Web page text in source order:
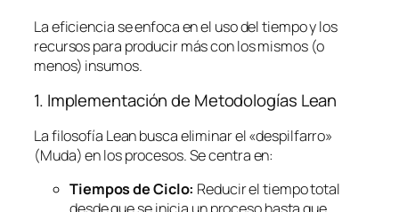
La eficiencia se enfoca en el uso del tiempo y los
recursos para producir más con los mismos (o
menos) insumos.
1. Implementación de Metodologías Lean
La filosofía Leanbusca eliminar el «despilfarro»
(Muda) en los procesos. Se centra en:
Tiempos de Ciclo: Reducir el tiempo total